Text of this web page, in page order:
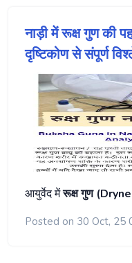
नाड़ी में रूक्ष गुण की
दृष्टिकोण से संपूर्ण
आयुर्वेद मेंरूक्ष गुण
Posted on 30 Oct, 25